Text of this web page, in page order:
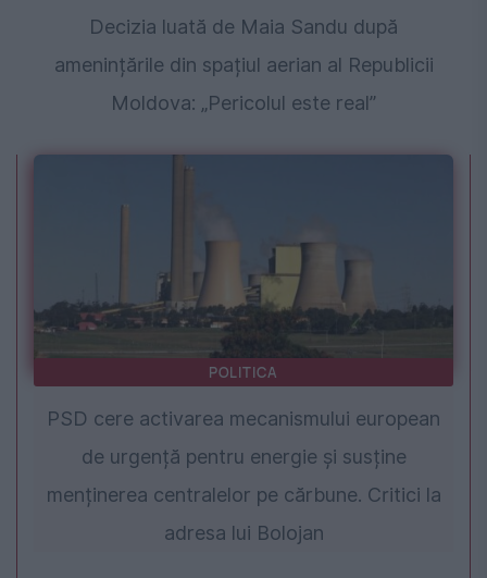
Decizia luată de Maia Sandu după
amenințările din spațiul aerian al Republicii
Moldova: „Pericolul este real”
POLITICA
PSD cere activarea mecanismului european
de urgență pentru energie și susține
menținerea centralelor pe cărbune. Critici la
adresa lui Bolojan